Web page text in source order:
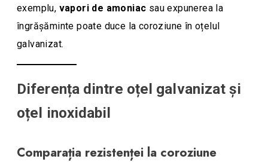
exemplu, vapori de amoniac sau expunerea la
îngrășăminte poate duce la coroziune în oțelul
galvanizat.
Diferența dintre oțel galvanizat și
oțel inoxidabil
Comparația rezistenței la coroziune